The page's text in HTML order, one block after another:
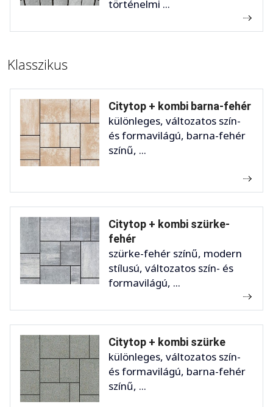
történelmi ...
Klasszikus
Citytop + kombi barna-fehér
különleges, változatos szín-
és formavilágú, barna-fehér
színű, ...
Citytop + kombi szürke-
fehér
szürke-fehér színű, modern
stílusú, változatos szín- és
formavilágú, ...
Citytop + kombi szürke
különleges, változatos szín-
és formavilágú, barna-fehér
színű, ...